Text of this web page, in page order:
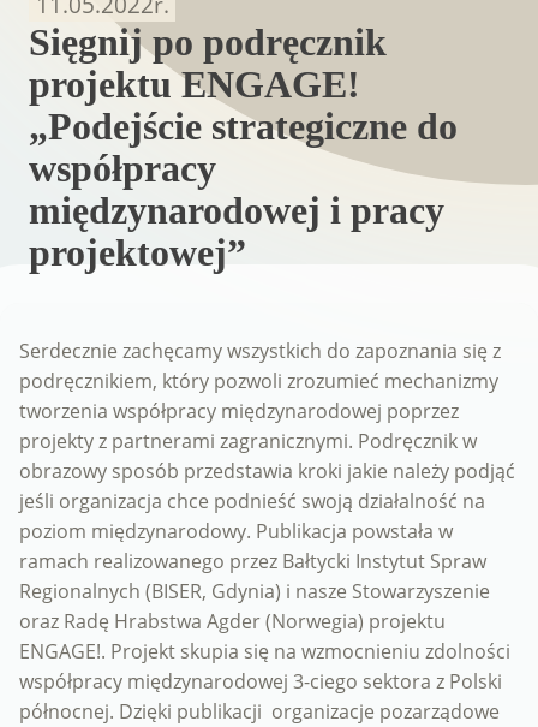
Sięgnij po podręcznik
projektu ENGAGE!
„Podejście strategiczne do
współpracy
międzynarodowej i pracy
projektowej”
Serdecznie zachęcamy wszystkich do zapoznania się z
podręcznikiem, który pozwoli zrozumieć mechanizmy
tworzenia współpracy międzynarodowej poprzez
projekty z partnerami zagranicznymi. Podręcznik w
obrazowy sposób przedstawia kroki jakie należy podjąć
jeśli organizacja chce podnieść swoją działalność na
poziom międzynarodowy. Publikacja powstała w
ramach realizowanego przez Bałtycki Instytut Spraw
Regionalnych (BISER, Gdynia) i nasze Stowarzyszenie
oraz Radę Hrabstwa Agder (Norwegia) projektu
ENGAGE!. Projekt skupia się na wzmocnieniu zdolności
współpracy międzynarodowej 3-ciego sektora z Polski
północnej. Dzięki publikacji organizacje pozarządowe